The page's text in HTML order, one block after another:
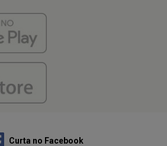
Curta no Facebook